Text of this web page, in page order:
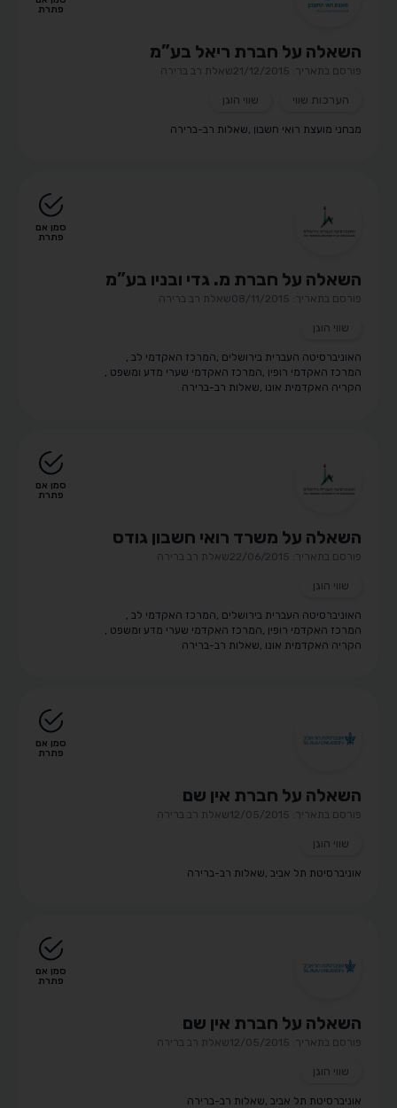
השאלה על חברת ריאל בע”מ
פורסם בתאריך: 21/12/2015 שאלת רב ברירה
הערכות שווי שווי הוגן
מבחני מועצת רואי חשבון ,שאלות רב-ברירה
פתרת
השאלה על חברת מ. גדי ובניו בע”מ
פורסם בתאריך: 08/11/2015 שאלת רב ברירה
שווי הוגן
האוניברסיטה העברית בירושלים ,המרכז האקדמי לב ,
המרכז האקדמי רופין ,המרכז האקדמי שערי מדע ומשפט ,
הקריה האקדמית אונו ,שאלות רב-ברירה
סמן אם
פתרת
השאלה על משרד רואי חשבון גודס
פורסם בתאריך: 22/06/2015 שאלת רב ברירה
שווי הוגן
האוניברסיטה העברית בירושלים ,המרכז האקדמי לב ,
המרכז האקדמי רופין ,המרכז האקדמי שערי מדע ומשפט ,
הקריה האקדמית אונו ,שאלות רב-ברירה
סמן אם
פתרת
השאלה על חברת אין שם
פורסם בתאריך: 12/05/2015 שאלת רב ברירה
שווי הוגן
אוניברסיטת תל אביב ,שאלות רב-ברירה
סמן אם
פתרת
השאלה על חברת אין שם
פורסם בתאריך: 12/05/2015 שאלת רב ברירה
שווי הוגן
אוניברסיטת תל אביב ,שאלות רב-ברירה
סמן אם
פתרת